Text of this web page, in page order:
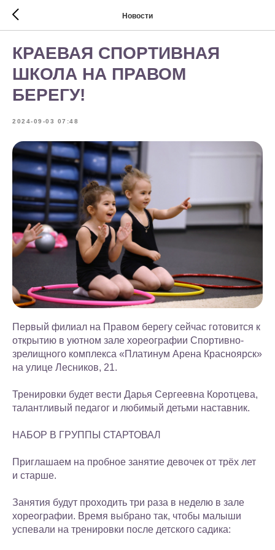
Новости
КРАЕВАЯ СПОРТИВНАЯ
ШКОЛА НА ПРАВОМ
БЕРЕГУ!
2024-09-03 07:48
Первый филиал на Правом берегу сейчас готовится к
открытию в уютном зале хореографии Спортивно-
зрелищного комплекса «Платинум Арена Красноярск»
на улице Лесников, 21.
Тренировки будет вести Дарья Сергеевна Коротцева,
талантливый педагог и любимый детьми наставник.
НАБОР В ГРУППЫ СТАРТОВАЛ
Приглашаем на пробное занятие девочек от трёх лет
и старше.
Занятия будут проходить три раза в неделю в зале
хореографии. Время выбрано так, чтобы малыши
успевали на тренировки после детского садика: